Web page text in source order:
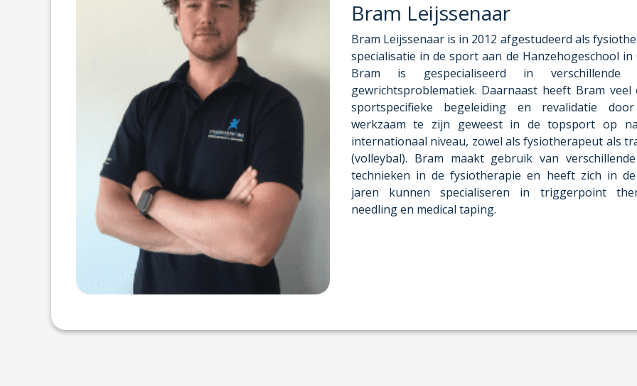
Bram Leijssenaar
Bram Leijssenaar is in 2012 afgestudeerd als
specialisatie in de sport aan de Hanzehogeschool in
Bram is gespecialiseerd in
gewrichtsproblematiek. Daarnaast heeft Bram
sportspecifieke begeleiding en revalidatie
werkzaam te zijn geweest in de topsport op
internationaal niveau, zowel als fysiotherapeut als
(volleybal). Bram maakt gebruik van
technieken in de fysiotherapie en heeft zich in
jaren kunnen specialiseren in triggerpoint
needling en medical taping.